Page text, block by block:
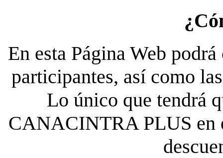
En esta Página Web
participantes, así como
Lo único que tendrá
CANACINTRA PLUS en